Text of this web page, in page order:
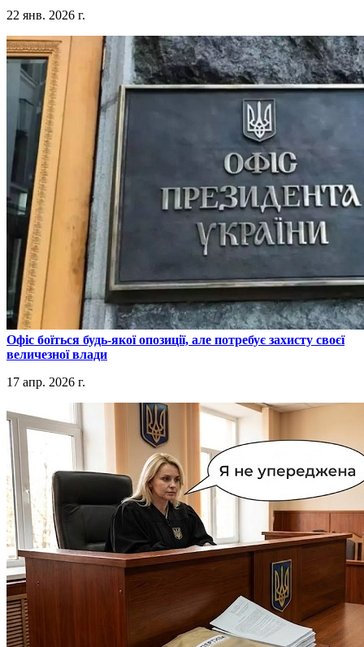
22 янв. 2026 г.
​Офіс боїться будь-якої опозиції, але потребує захисту своєї
величезної влади
17 апр. 2026 г.